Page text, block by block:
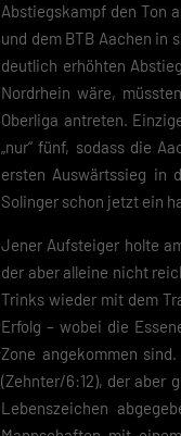
Abstiegskampf den Ton
und dem BTB Aachen in
deutlich erhöhten
Nordrhein wäre,
Oberliga antreten.
„nur“ fünf, sodass die
ersten Auswärtssieg in
Solinger schon jetzt ein
Jener Aufsteiger holte
der aber alleine nicht
Trinks wieder mit dem
Erfolg – wobei die
Zone angekommen
(Zehnter/6:12), der aber
Lebenszeichen